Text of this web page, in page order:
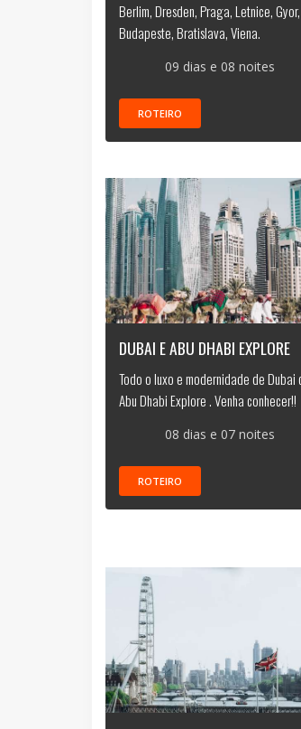
Berlim, Dresden, Praga, Letnice, Gyor,
Budapeste, Bratislava, Viena.
09 dias e 08 noites
ROTEIRO
DUBAI E ABU DHABI EXPLORE
Todo o luxo e modernidade de Dubai
Abu Dhabi Explore . Venha conhecer!!
08 dias e 07 noites
ROTEIRO